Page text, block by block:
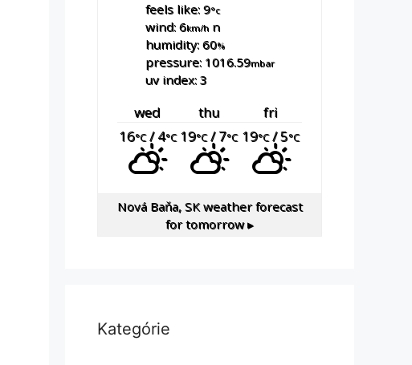
feels like: 9°c
wind: 6km/hn
humidity: 60%
pressure: 1016.59mbar
uv index: 3
wed thu
fri
16°C/ 4°C 19°C/ 7°C 19°C/ 5°C
Nová Baňa, SKweather forecast
for tomorrow ▸
Kategórie